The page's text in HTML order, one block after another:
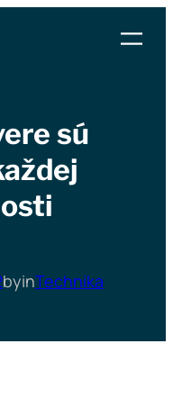
sú
byinTechnika